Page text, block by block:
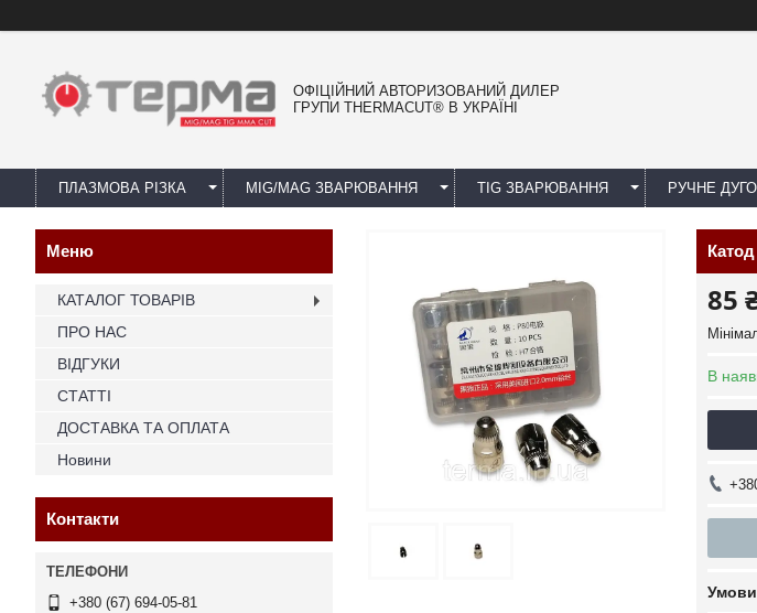
ОФІЦІЙНИЙ АВТОРИЗОВАНИЙ ДИЛЕР
ГРУПИ THERMACUT® В УКРАЇНІ
ПЛАЗМОВА РІЗКА MIG/MAG ЗВАРЮВАННЯ TIG ЗВАРЮВАННЯ РУЧНЕ
85
В
КАТАЛОГ ТОВАРІВ
ПРО НАС
ВІДГУКИ
СТАТТІ
ДОСТАВКА ТА ОПЛАТА
Новини
Контакти
+380 (67) 694-05-81